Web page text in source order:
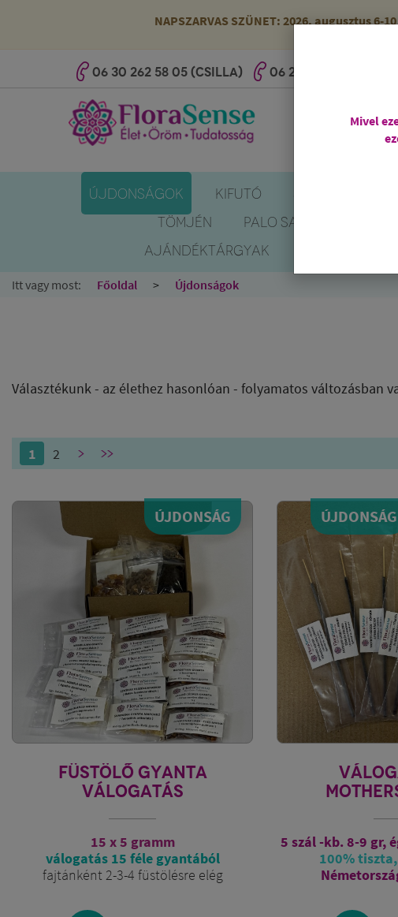
NAPSZARVAS SZÜNET: 2026. augusztus
06 30 262 58 05 (CSILLA) 06 20 527 25 56
ÚJDONSÁGOK KIFUTÓ
TÖMJÉN
PALO SANTO
AJÁNDÉKTÁRGYAK
Itt vagy most: Főoldal Újdonságok
Választékunk - az élethez hasonlóan - folyamatos változásban
1 2 > >>
ÚJDONSÁG
FÜSTÖLŐ GYANTA
VÁLOGATÁS
15 x 5 gramm
válogatás 15 féle gyantából
fajtánként 2-3-4 füstölésre elég
ÚJDONSÁG
5 szál -kb. 8-9 gr,
100%
Mivel